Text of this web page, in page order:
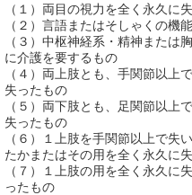
（１）両目の視力を全く永久に
（２）言語またはそしゃくの機
（３）中枢神経系・精神または
に介護を要するもの
（４）両上肢とも、手関節以上
失ったもの
（５）両下肢とも、足関節以上
失ったもの
（６）１上肢を手関節以上で失
たかまたはその用を全く永久に
（７）１上肢の用を全く永久に
ったもの